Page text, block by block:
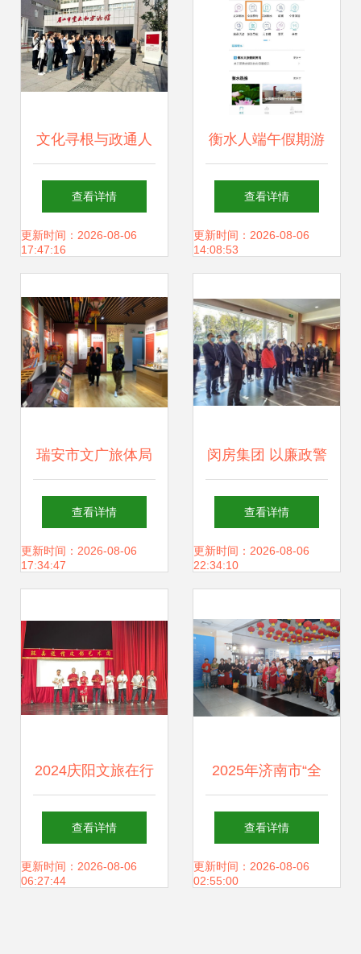
文化寻根与政通人
和——记眉山市政
务服务管理局走进
动
查看详情
更新时间：2026-08-06
17:47:16
衡水人端午假期游
玩，这款小程序必
不可少
查看详情
更新时间：2026-08-06
14:08:53
瑞安市文广旅体局
着力推进公共文化
场馆有序开放 提升
水平
查看详情
更新时间：2026-08-06
17:34:47
闵房集团 以廉政警
示教育为抓手，夯
实文化场馆管理服
查看详情
更新时间：2026-08-06
22:34:10
2024庆阳文旅在行
动 丰富文化生活，
凝聚精神力量——
查看详情
更新时间：2026-08-06
06:27:44
2025年济南市“全
民健身日”主题系列
活动盛大开启 全民
查看详情
更新时间：2026-08-06
02:55:00